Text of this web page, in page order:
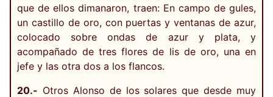
que de ellos dimanaron, traen: En campo de gules,
un castillo de oro, con puertas y ventanas de azur,
colocado sobre ondas de azur y plata, y
acompañado de tres flores de lis de oro, una en
jefe y las otra dos a los flancos.
20.- Otros Alonso de los solares que desde muy